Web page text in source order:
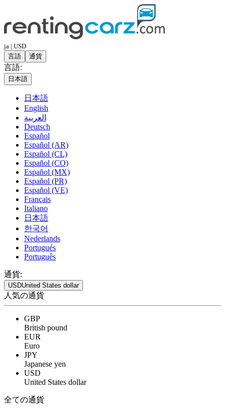
ja | USD
言語
通貨
言語:
日本語
日本語
English
العربية
Deutsch
Español
Español (AR)
Español (CL)
Español (CO)
Español (MX)
Español (PR)
Español (VE)
Français
Italiano
日本語
한국어
Nederlands
Portugués
Português
通貨:
USDUnited States dollar
人気の通貨
GBP
British pound
EUR
Euro
JPY
Japanese yen
USD
United States dollar
全ての通貨